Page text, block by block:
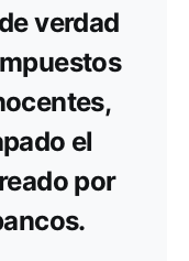
verdad
el
por